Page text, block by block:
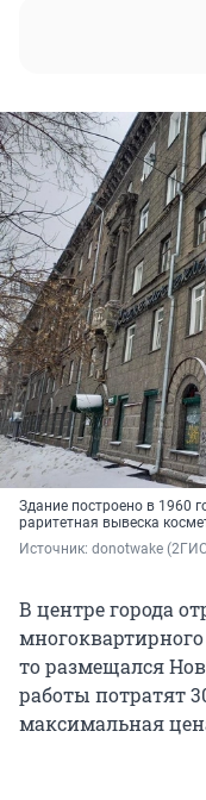
Здание построено в 1960
раритетная вывеска
Источник: donotwake
В центре города
многоквартирного
то размещался
работы потратят
максимальная